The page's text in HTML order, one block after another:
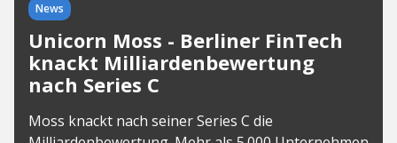
News
Unicorn Moss - Berliner FinTech
knackt Milliardenbewertung
nach Series C
Moss knackt nach seiner Series C die